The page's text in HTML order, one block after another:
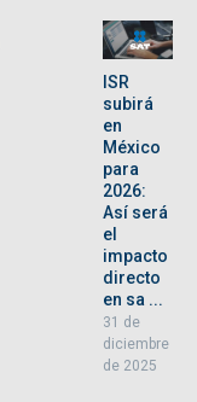
ISR
subirá
en
México
para
2026:
Así será
el
impacto
directo
en sa ...
31 de
diciembre
de 2025